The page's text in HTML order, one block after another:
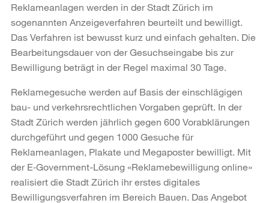
Reklameanlagen werden in der Stadt Zürich im
sogenannten Anzeigeverfahren beurteilt und bewilligt.
Das Verfahren ist bewusst kurz und einfach gehalten. Die
Bearbeitungsdauer von der Gesuchseingabe bis zur
Bewilligung beträgt in der Regel maximal 30 Tage.
Reklamegesuche werden auf Basis der einschlägigen
bau- und verkehrsrechtlichen Vorgaben geprüft. In der
Stadt Zürich werden jährlich gegen 600 Vorabklärungen
durchgeführt und gegen 1000 Gesuche für
Reklameanlagen, Plakate und Megaposter bewilligt. Mit
der E‑Government-Lösung «Reklamebewilligung online»
realisiert die Stadt Zürich ihr erstes digitales
Bewilligungsverfahren im Bereich Bauen. Das Angebot